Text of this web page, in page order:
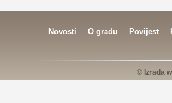
Novosti O gradu Povijest
© Izrada